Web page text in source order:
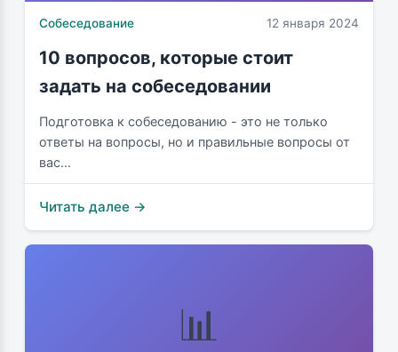
Собеседование 12 января 2024
10 вопросов, которые стоит
задать на собеседовании
Подготовка к собеседованию - это не только
ответы на вопросы, но и правильные вопросы от
вас...
Читать далее →
📊